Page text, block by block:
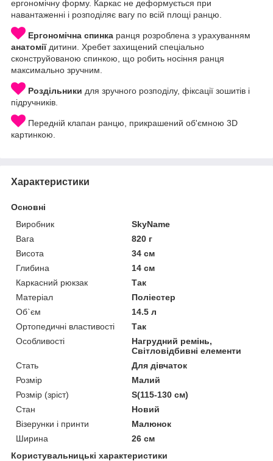
ергономічну форму. Каркас не деформується при
навантаженні і розподіляє вагу по всій площі ранцю.
Ергономічна спинка ранця розроблена з урахуванням
анатоміїдитини. Хребет захищений спеціально
сконструйованою спинкою, що робить носіння ранця
максимально зручним.
Роздільники для зручного розподілу, фіксації зошитів і
підручників.
Передній клапан ранцю, прикрашений об'ємною 3D
картинкою.
Характеристики
Основні
Виробник
SkyName
Вага
820 г
Висота
34 см
Глибина
14 см
Каркасний рюкзак
Так
Матеріал
Поліестер
Об`єм
14.5 л
Ортопедичні властивості
Так
Особливості
Нагрудний ремінь,
Світловідбивні елементи
Стать
Для дівчаток
Розмір
Малий
Розмір (зріст)
S(115-130 см)
Стан
Новий
Візерунки і принти
Малюнок
Ширина
26 см
Користувальницькі характеристики